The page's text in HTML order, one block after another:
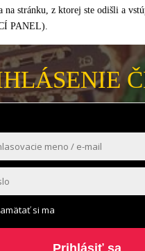
na stránku, z ktorej ste odišli a
PANEL).
si ma
Prihlásiť sa